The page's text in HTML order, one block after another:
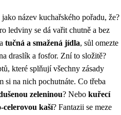
název kuchařského pořadu, že?
ledviny se dá vařit chutně a bez
tučná a smažená jídla, sůl omezte
draslík a fosfor. Zní to složitě?
které splňují všechny zásady
si na nich pochutnáte. Co třeba
zeleninou? Nebo kuřecí
kaší? Fantazii se meze